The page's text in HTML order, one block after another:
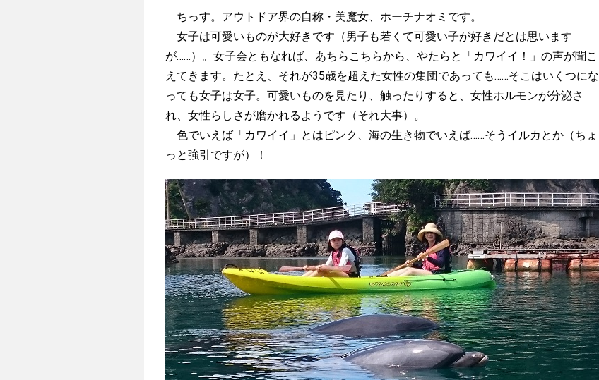
ちっす。アウトドア界の自称・美魔女、ホーチナオミです。
女子は可愛いものが大好きです（男子も若くて可愛い子が好きだとは思います
が……）。女子会ともなれば、あちらこちらから、やたらと「カワイイ！」の声が聞こ
えてきます。たとえ、それが35歳を超えた女性の集団であっても……そこはいくつにな
っても女子は女子。可愛いものを見たり、触ったりすると、女性ホルモンが分泌さ
れ、女性らしさが磨かれるようです（それ大事）。
色でいえば「カワイイ」とはピンク、海の生き物でいえば……そうイルカとか（ちょ
っと強引ですが）！